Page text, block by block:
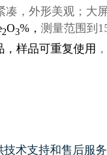
凑，外形美观；大
2O3%， 测量范围到
样品可重复使用 ，
术支持和售后服